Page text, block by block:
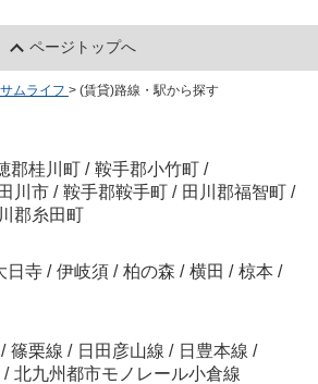
ページトップへ
ムライフ > (賃貸)路線・駅から探す
郡桂川町 / 鞍手郡小竹町 /
田川市 / 鞍手郡鞍手町 / 田川郡福智町 /
郡糸田町
日寺 / 伊岐須 / 柏の森 / 横田 / 椋本 /
/ 篠栗線 / 日田彦山線 / 日豊本線 /
/ 北九州都市モノレール小倉線